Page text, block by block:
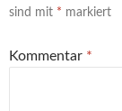
sind mit * markiert
Kommentar *